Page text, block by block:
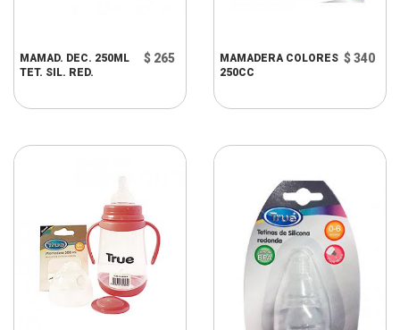
MAMAD. DEC. 250ML
TET. SIL. RED.
$ 265
MAMADERA COLORES
250CC
$ 340